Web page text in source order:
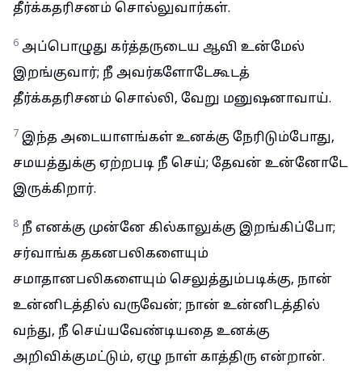
தீர்க்கதரிசனம் சொல்லுவார்கள்.
6 அப்பொழுது கர்த்தருடைய ஆவி உன்மேல்
இறங்குவார்; நீ அவர்களோடேகூடத்
தீர்க்கதரிசனம் சொல்லி, வேறு மனுஷனாவாய்.
7 இந்த அடையாளங்கள் உனக்கு நேரிடும்போது,
சமயத்துக்கு ஏற்றபடி நீ செய்; தேவன் உன்னோடே
இருக்கிறார்.
8 நீ எனக்கு முன்னே கில்காலுக்கு இறங்கிப்போ;
சர்வாங்க தகனபலிகளையும்
சமாதானபலிகளையும் செலுத்தும்படிக்கு, நான்
உன்னிடத்தில் வருவேன்; நான் உன்னிடத்தில்
வந்து, நீ செய்யவேண்டியதை உனக்கு
அறிவிக்குமட்டும், ஏழு நாள் காத்திரு என்றான்.